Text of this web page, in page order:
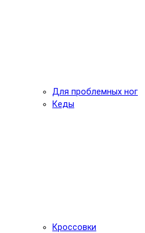
Для проблемных ног
Кеды
Кроссовки